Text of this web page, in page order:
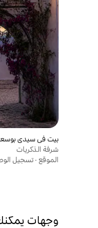
بيت في سيدي
شرفة الذكريات
الموقع · تسجيل
وجهات